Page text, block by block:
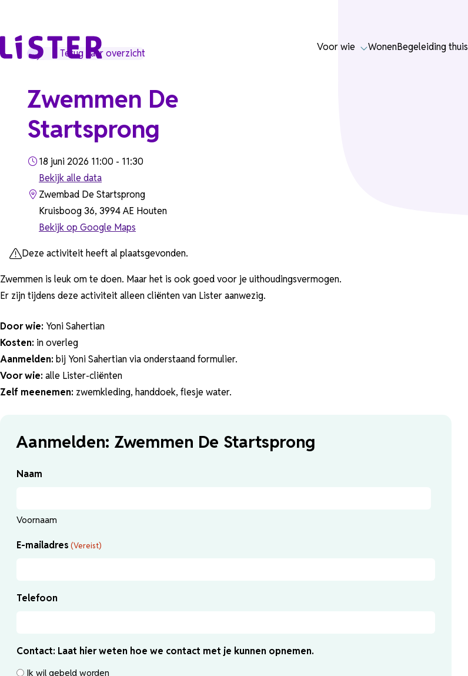
Voor wie WonenBegeleiding thuis
Terug naar overzicht
Zwemmen De
Startsprong
18 juni 2026 11:00 - 11:30
Bekijk alle data
Zwembad De Startsprong
Kruisboog 36, 3994 AE Houten
Bekijk op Google Maps
Deze activiteit heeft al plaatsgevonden.
Zwemmen is leuk om te doen. Maar het is ook goed voor je uithoudingsvermogen.
Er zijn tijdens deze activiteit alleen cliënten van Lister aanwezig.
Door wie: Yoni Sahertian
Kosten: in overleg
Aanmelden: bij Yoni Sahertian via onderstaand formulier.
Voor wie: alle Lister-cliënten
Zelf meenemen: zwemkleding, handdoek, flesje water.
Aanmelden: Zwemmen De Startsprong
Naam
Voornaam
E-mailadres (Vereist)
Telefoon
Contact: Laat hier weten hoe we contact met je kunnen opnemen.
Ik wil gebeld worden